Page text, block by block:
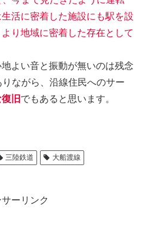
活に密着した施設にも駅を設
り地域に密着した存在として
よい音と振動が無いのは残念
ながら、沿線住民へのサー
旧 でもあると思います。
三陸鉄道
大船渡線
ーリンク